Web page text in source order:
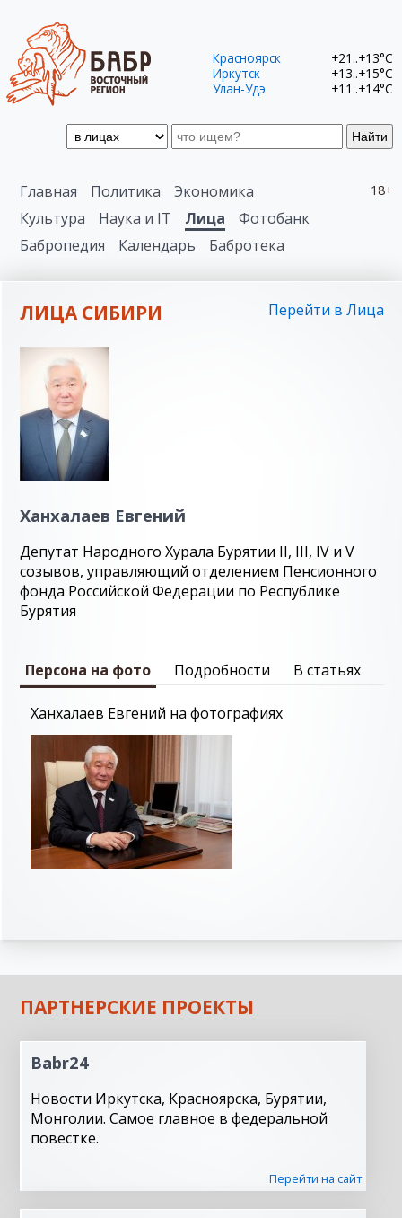
Найти
Красноярск
+21..+13°C
Иркутск
+13..+15°C
Улан-Удэ
+11..+14°C
18+
Главная Политика
Экономика
Культура
Наука и IT Лица
Фотобанк
Бабропедия
Календарь Бабротека
ЛИЦА СИБИРИ Перейти в Лица
Ханхалаев Евгений
Депутат Народного Хурала Бурятии II, III, IV и V
созывов, управляющий отделением Пенсионного
фонда Российской Федерации по Республике
Бурятия
Персона на фото Подробности В статьях
Ханхалаев Евгений на фотографиях
ПАРТНЕРСКИЕ ПРОЕКТЫ
Babr24
Новости Иркутска, Красноярска, Бурятии,
Монголии. Самое главное в федеральной
повестке.
Перейти на сайт